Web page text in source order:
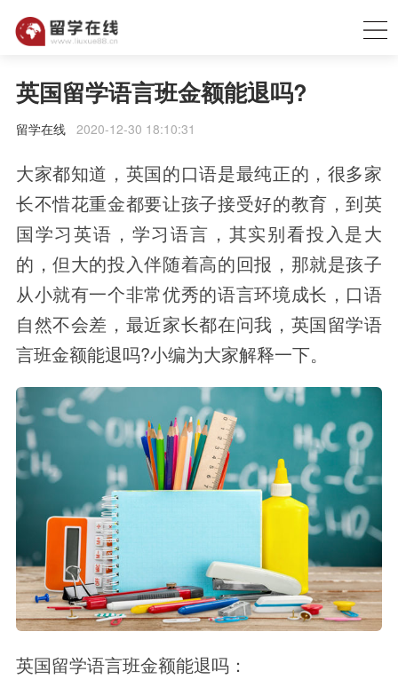
英国留学语言班金额能退吗?
留学在线2020-12-30 18:10:31
大家都知道，英国的口语是最纯正的，很多家
长不惜花重金都要让孩子接受好的教育，到英
国学习英语，学习语言，其实别看投入是大
的，但大的投入伴随着高的回报，那就是孩子
从小就有一个非常优秀的语言环境成长，口语
自然不会差，最近家长都在问我，英国留学语
言班金额能退吗?小编为大家解释一下。
英国留学语言班金额能退吗：